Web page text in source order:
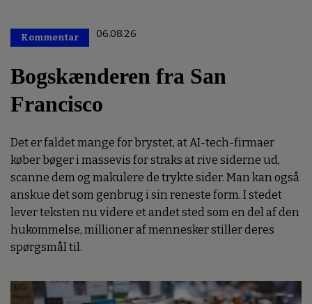
Kommentar 06.08.26
Bogskænderen fra San
Francisco
Det er faldet mange for brystet, at AI-tech-firmaer
køber bøger i massevis for straks at rive siderne ud,
scanne dem og makulere de trykte sider. Man kan også
anskue det som genbrug i sin reneste form. I stedet
lever teksten nu videre et andet sted som en del af den
hukommelse, millioner af mennesker stiller deres
spørgsmål til.